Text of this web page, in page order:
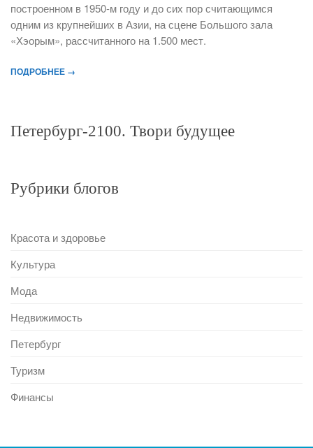
построенном в 1950-м году и до сих пор считающимся
одним из крупнейших в Азии, на сцене Большого зала
«Хэорым», рассчитанного на 1.500 мест.
ПОДРОБНЕЕ →
Петербург-2100. Твори будущее
Рубрики блогов
Красота и здоровье
Культура
Мода
Недвижимость
Петербург
Туризм
Финансы